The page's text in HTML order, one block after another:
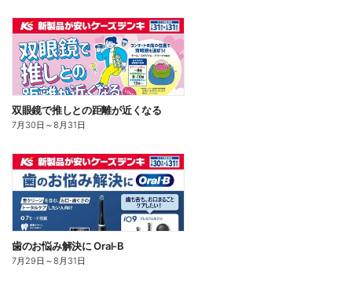
双眼鏡で推しとの距離が近くなる
7月30日 ～8月31日
歯のお悩み解決に Oral-B
7月29日 ～8月31日